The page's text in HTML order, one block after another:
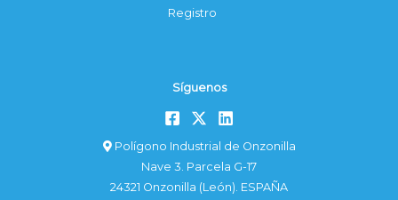
Registro
Síguenos
Polígono Industrial de Onzonilla
Nave 3. Parcela G-17
24321 Onzonilla (León). ESPAÑA